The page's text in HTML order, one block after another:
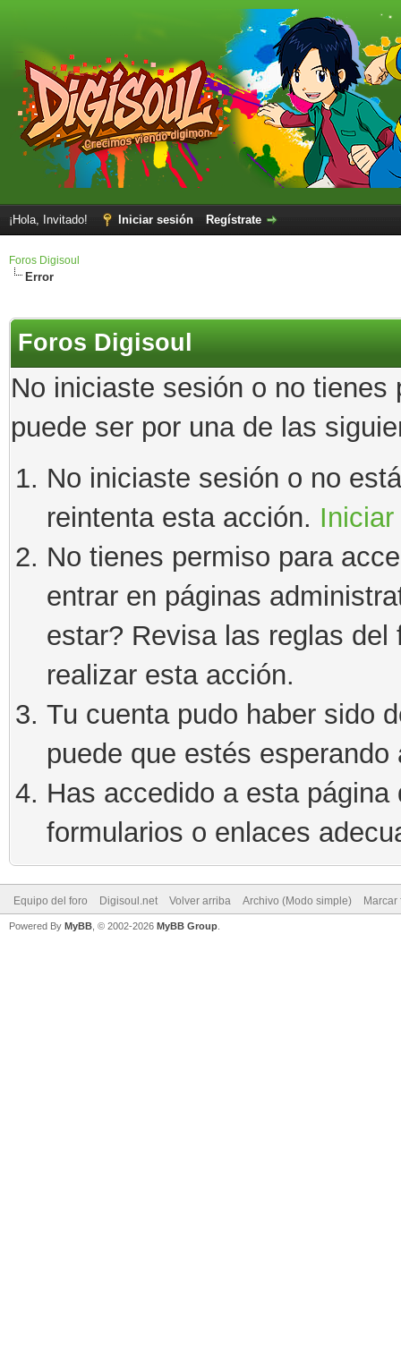
¡Hola, Invitado! Iniciar sesión Regístrate
Foros Digisoul
Error
Foros Digisoul
No iniciaste sesión o no
puede ser por una de las
No iniciaste sesión o no
reintenta esta acción.
No tienes permiso para
entrar en páginas
estar? Revisa las reglas
realizar esta acción.
Tu cuenta pudo haber sido
puede que estés esperando
Has accedido a esta
formularios o enlaces
Equipo del foro Digisoul.net Volver arriba Archivo (Modo simple)
Powered By MyBB , © 2002-2026 MyBB Group